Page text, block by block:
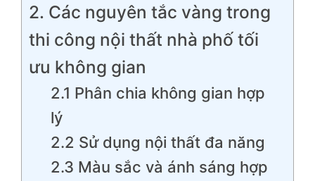
2. Các nguyên tắc vàng trong
thi công nội thất nhà phố tối
ưu không gian
2.1 Phân chia không gian hợp
lý
2.2 Sử dụng nội thất đa năng
2.3 Màu sắc và ánh sáng hợp